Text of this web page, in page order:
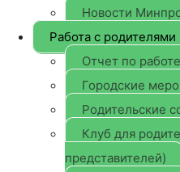
Новости
Работа с родителями
Отчет по
Городские
Родительские
Клуб для
представителей)